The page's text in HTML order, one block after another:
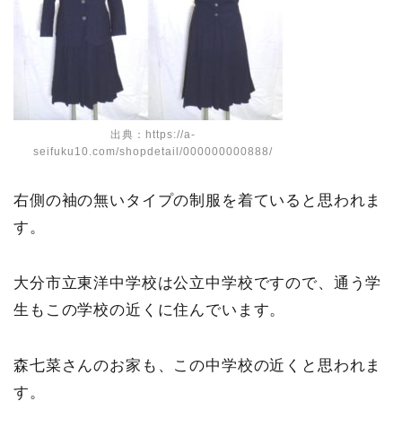
出典：https://a-
seifuku10.com/shopdetail/000000000888/
右側の袖の無いタイプの制服を着ていると思われま
す。
大分市立東洋中学校は公立中学校ですので、通う学
生もこの学校の近くに住んでいます。
森七菜さんのお家も、この中学校の近くと思われま
す。